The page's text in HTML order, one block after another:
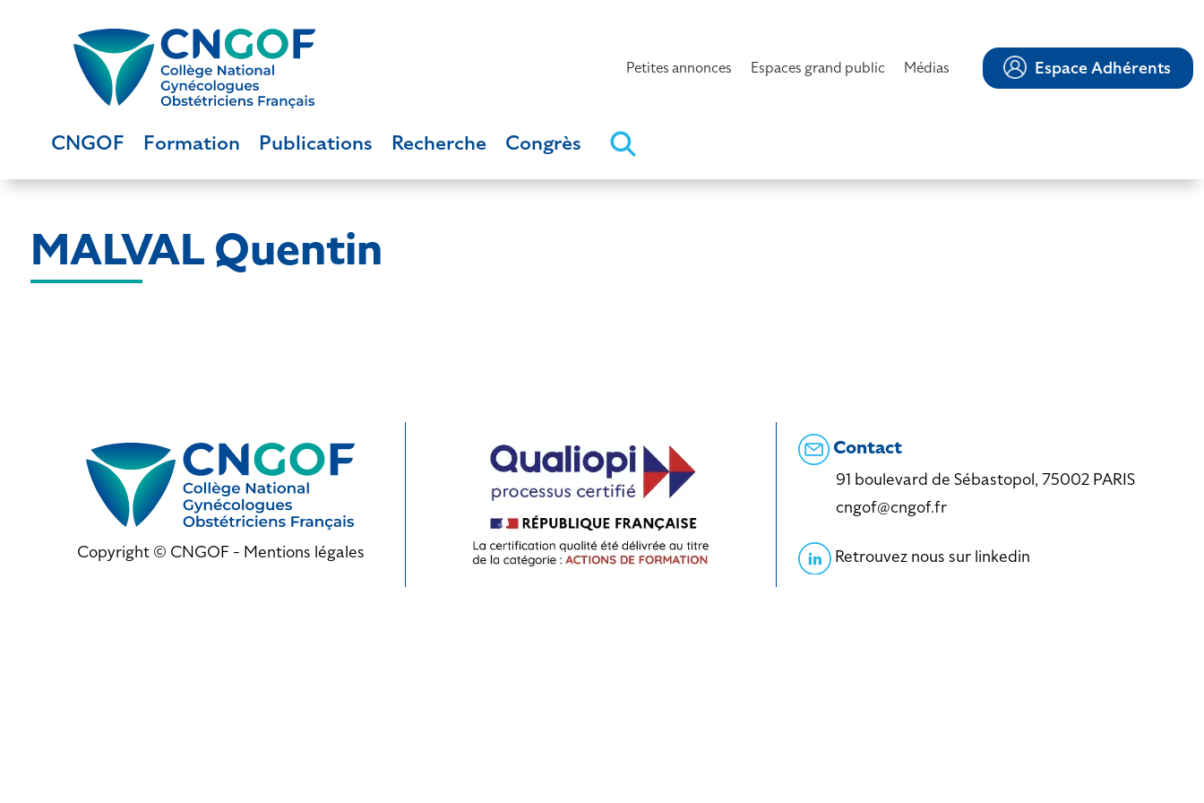
Petites annonces Espaces grand public Médias Espace Adhérents
CNGOF Formation Publications Recherche Congrès
MALVAL Quentin
Copyright © CNGOF - Mentions légales
Contact
91 boulevard de Sébastopol, 75002 PARIS
cngof@cngof.fr
Retrouvez nous sur linkedin